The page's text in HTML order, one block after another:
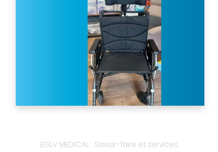
EGLV MEDICAL : Savoir-faire et services